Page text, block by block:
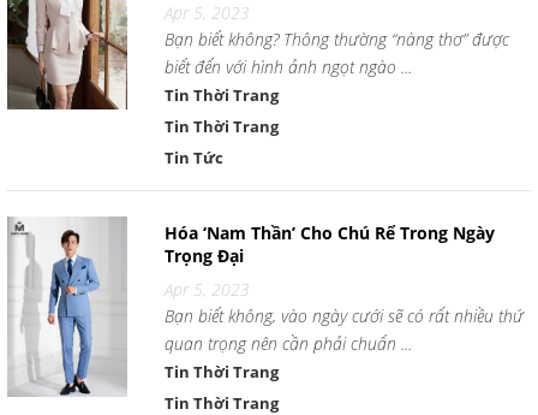
Apr 5, 2023
Bạn biết không? Thông thường “nàng thơ” được
biết đến với hình ảnh ngọt ngào ...
Tin Thời Trang
Tin Thời Trang
Tin Tức
Hóa ‘Nam Thần’ Cho Chú Rể Trong Ngày
Trọng Đại
Apr 5, 2023
Bạn biết không, vào ngày cưới sẽ có rất nhiều thứ
quan trọng nên cần phải chuẩn ...
Tin Thời Trang
Tin Thời Trang